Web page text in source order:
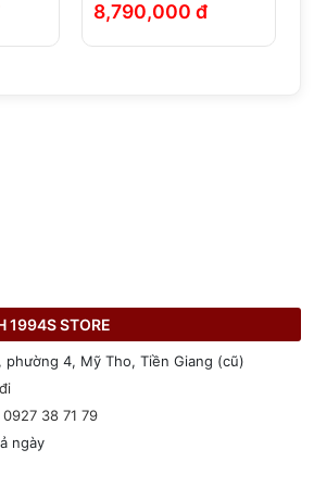
8,790,000 đ
1994S STORE
phường 4, Mỹ Tho, Tiền Giang (cũ)
38 71 79
ngày